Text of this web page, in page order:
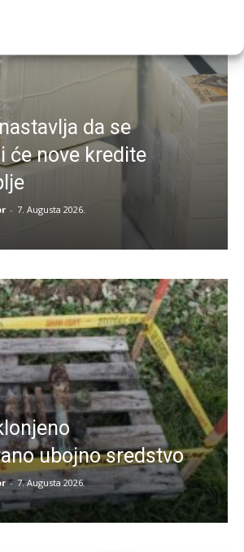
da se
će nove kredite
- 7. Augusta 2026.
ubojno sredstvo
- 7. Augusta 2026.